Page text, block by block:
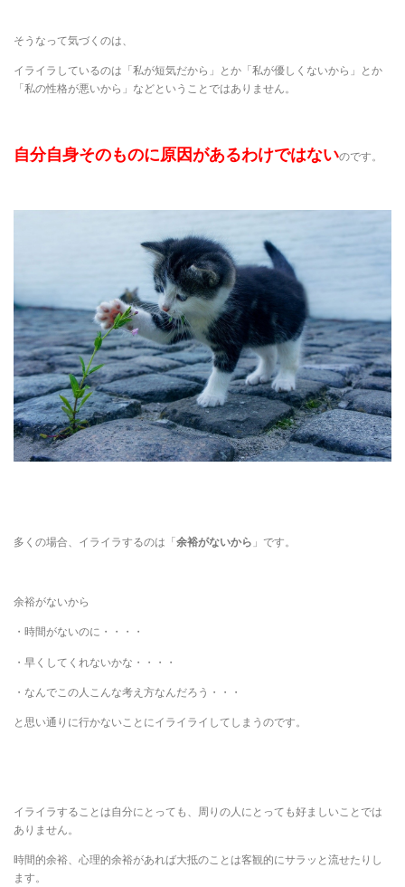
そうなって気づくのは、
イライラしているのは「私が短気だから」とか「私が優しくないから」とか
「私の性格が悪いから」などということではありません。
自分自身そのものに原因があるわけではないのです。
多くの場合、イライラするのは「余裕がないから 」です。
余裕がないから
・時間がないのに・・・・
・早くしてくれないかな・・・・
・なんでこの人こんな考え方なんだろう・・・
と思い通りに行かないことにイライライしてしまうのです。
イライラすることは自分にとっても、周りの人にとっても好ましいことでは
ありません。
時間的余裕、心理的余裕があれば大抵のことは客観的にサラッと流せたりし
ます。